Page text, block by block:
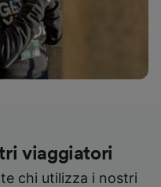
viaggiatori
chi utilizza i nostri